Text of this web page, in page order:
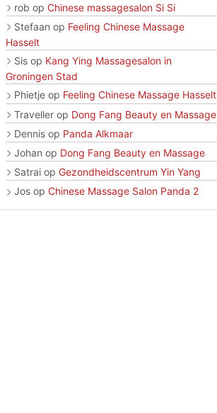
rob op Chinese massagesalon Si Si
Stefaan op Feeling Chinese Massage
Hasselt
Sisop Kang Ying Massagesalon in
Groningen Stad
Phietjeop Feeling Chinese Massage Hasselt
Travellerop Dong Fang Beauty en Massage
Dennisop Panda Alkmaar
Johan op Dong Fang Beauty en Massage
Satraiop Gezondheidscentrum Yin Yang
Josop Chinese Massage Salon Panda 2